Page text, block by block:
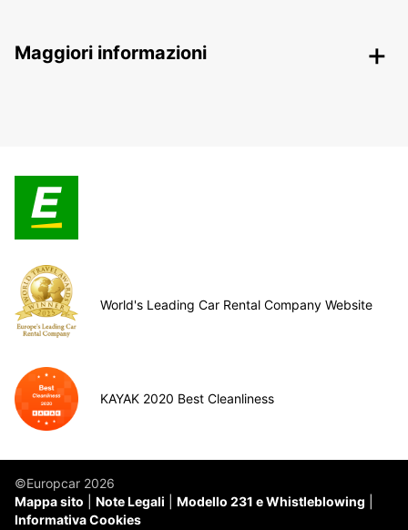
Maggiori informazioni
World's Leading Car Rental Company Website
KAYAK 2020 Best Cleanliness
©Europcar 2026
Mappa sito
Note Legali
Modello 231 e Whistleblowing
Informativa Cookies